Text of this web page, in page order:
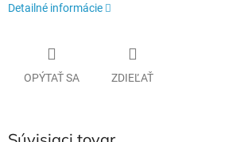
Detailné informácie
OPÝTAŤ SA ZDIEĽAŤ